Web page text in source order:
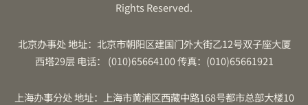
Rights Reserved.
北京办事处 地址：北京市朝阳区建国门外大街乙12号双子座大厦
西塔29层 电话： (010)65664100 传真：(010)65661921
上海办事分处 地址：上海市黄浦区西藏中路168号都市总部大楼10